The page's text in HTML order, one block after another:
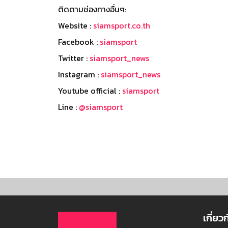
ติดตามช่องทางอื่นๆ:
Website : siamsport.co.th
Facebook : siamsport
Twitter : siamsport_news
Instagram : siamsport_news
Youtube official : siamsport
Line : @siamsport
เกี่ยว